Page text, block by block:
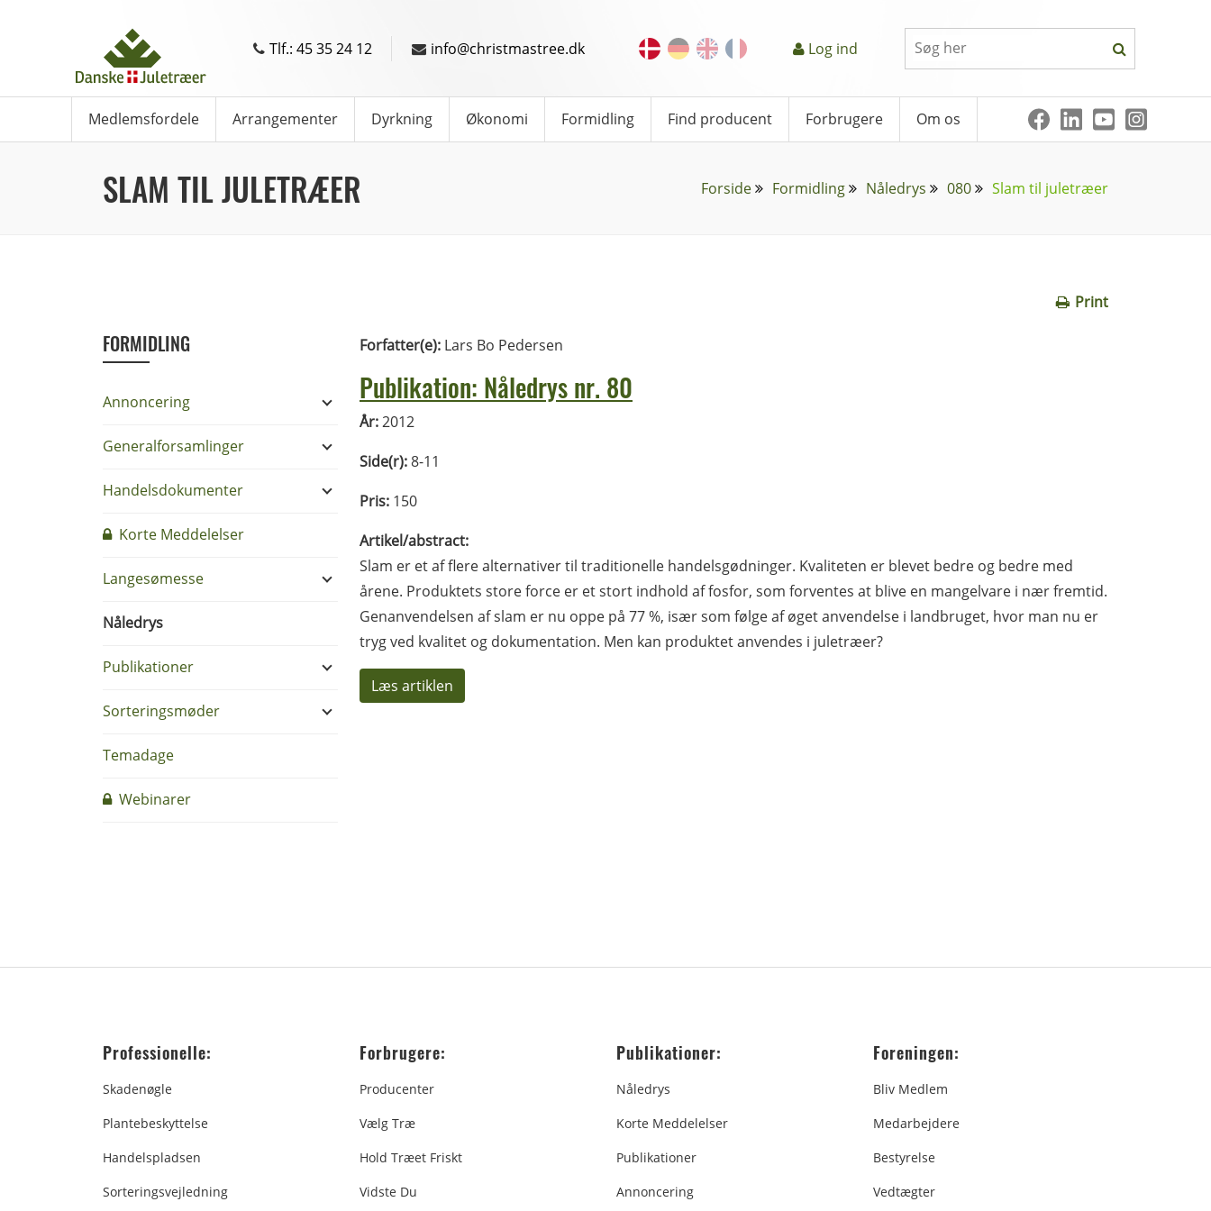
Tlf.: 45 35 24 12 info@christmastree.dk Log ind
Medlemsfordele Arrangementer Dyrkning Økonomi Formidling Find producent Forbrugere Om os
SLAM TIL JULETRÆER Forside Formidling Nåledrys 080 Slam til juletræer
Print
FORMIDLING
Annoncering
Generalforsamlinger
Handelsdokumenter
Korte Meddelelser
Langesømesse
Nåledrys
Publikationer
Sorteringsmøder
Temadage
Webinarer
Forfatter(e): Lars Bo Pedersen
Publikation: Nåledrys nr. 80
År:2012
Side(r):8-11
Pris: 150
Artikel/abstract:
Slam er et af flere alternativer til traditionelle handelsgødninger. Kvaliteten er blevet bedre og bedre med
årene. Produktets store force er et stort indhold af fosfor, som forventes at blive en mangelvare i nær fremtid.
Genanvendelsen af slam er nu oppe på 77 %, især som følge af øget anvendelse i landbruget, hvor man nu er
tryg ved kvalitet og dokumentation. Men kan produktet anvendes i juletræer?
Læs artiklen
Professionelle:
Skadenøgle
Plantebeskyttelse
Handelspladsen
Sorteringsvejledning
Forbrugere:
Producenter
Vælg Træ
Hold Træet Friskt
Vidste Du
Publikationer:
Nåledrys
Korte Meddelelser
Publikationer
Annoncering
Foreningen:
Bliv Medlem
Medarbejdere
Bestyrelse
Vedtægter